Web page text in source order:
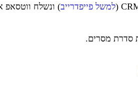
למשל פייפדרייב) ונשלח ווטסאפ